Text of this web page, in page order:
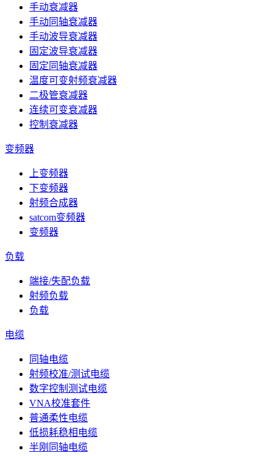
手动衰减器
手动同轴衰减器
手动波导衰减器
固定波导衰减器
固定同轴衰减器
温度可变射频衰减器
二极管衰减器
连续可变衰减器
控制衰减器
变频器
上变频器
下变频器
射频合成器
satcom变频器
变频器
负载
端接/失配负载
射频负载
负载
电缆
同轴电缆
射频校准/测试电缆
数字控制测试电缆
VNA校准套件
普通柔性电缆
低损耗稳相电缆
半刚同轴电缆